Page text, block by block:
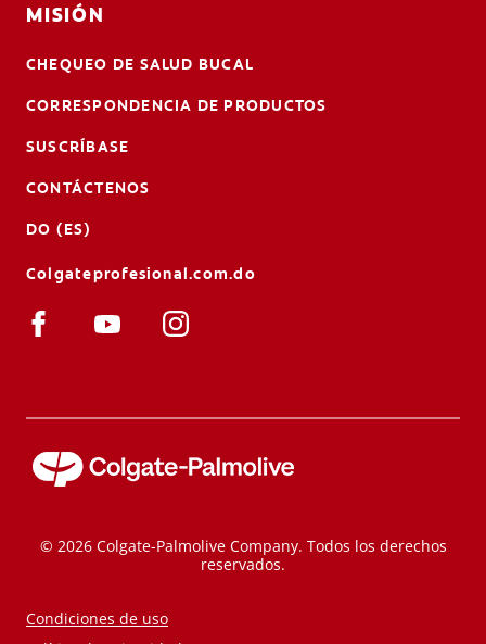
MISIÓN
CHEQUEO DE SALUD BUCAL
CORRESPONDENCIA DE PRODUCTOS
SUSCRÍBASE
CONTÁCTENOS
DO (ES)
Colgateprofesional.com.do
© 2026 Colgate-Palmolive Company. Todos los derechos
reservados.
Condiciones de uso